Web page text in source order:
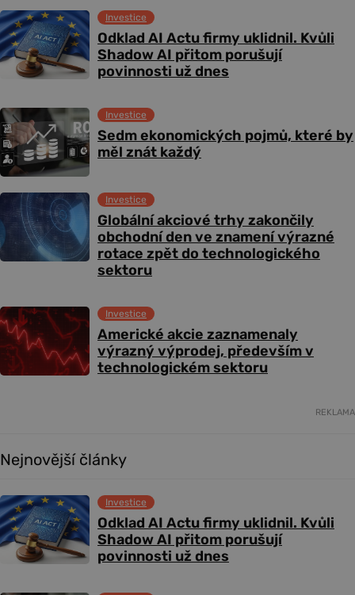
Odklad AI Actu firmy uklidnil. Kvůli
Shadow AI přitom porušují
povinnosti už dnes
Investice
Sedm ekonomických pojmů, které by
měl znát každý
Investice
Globální akciové trhy zakončily
obchodní den ve znamení výrazné
rotace zpět do technologického
sektoru
Investice
Americké akcie zaznamenaly
výrazný výprodej, především v
technologickém sektoru
Investice
REKLAMA
Nejnovější články
Odklad AI Actu firmy uklidnil. Kvůli
Shadow AI přitom porušují
povinnosti už dnes
Investice